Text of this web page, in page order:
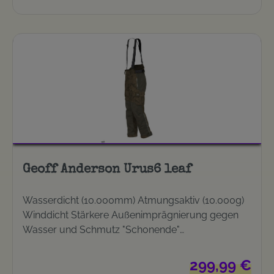
Geoff Anderson Urus6 leaf
Wasserdicht (10.000mm) Atmungsaktiv (10.000g)
Winddicht Stärkere Außenimprägnierung gegen
Wasser und Schmutz "Schonende"
einstellbar Erhöhter Rückenbereich Gürtel -Regulärer Preis:
299,99 €